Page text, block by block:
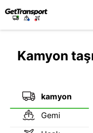
Kamyon
kamyon
Gemi